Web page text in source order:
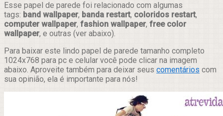
Esse papel de parede foi relacionado com algumas
tags: band wallpaper, banda restart, coloridos restart,
computer wallpaper, fashion wallpaper, free color
wallpaper, e outras (ver abaixo).
Para baixar este lindo papel de parede tamanho completo
1024x768 para pc e celular você pode clicar na imagem
abaixo. Aproveite também para deixar seus comentários com
sua opinião, ela é importante para nós!